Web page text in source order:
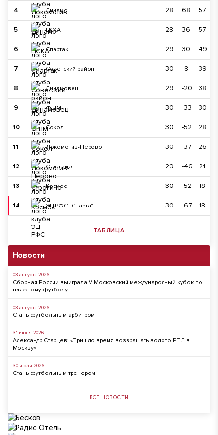
4 Динамо 28 68 57
5 ЦСКА 28 36 57
6 Спартак 29 30 49
7 Советский район 30 -8 39
8 Динамовец 29 -20 38
9 ФШМ 30 -33 30
10 Сокол 30 -52 28
11 Локомотив-Перово 30 -37 26
12 Строгино 29 -46 21
13 Космос 30 -52 18
14 ЭЦ РФС "Спарта" 30 -67 18
ТАБЛИЦА
Новости
03 августа 2026
Сборная России выиграла V Московский международный кубок по
пляжному футболу
03 августа 2026
Стань футбольным арбитром
31 июля 2026
Александр Старцев: «Пришло время возвращать золото РПЛ в
Москву»
30 июля 2026
Стань футбольным тренером
ВСЕ НОВОСТИ